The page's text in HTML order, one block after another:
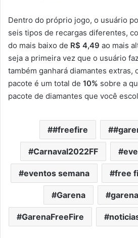
Dentro do próprio jogo, o usuário
seis tipos de recargas diferentes,
do mais baixo de R$ 4,49 ao mais
seja a primeira vez que o usuário
também ganhará diamantes extras,
pacote é um total de 10% sobre a
pacote de diamantes que você
#freefire
Carnaval2022FF
eventos semana free
Garena
GarenaFreeFire